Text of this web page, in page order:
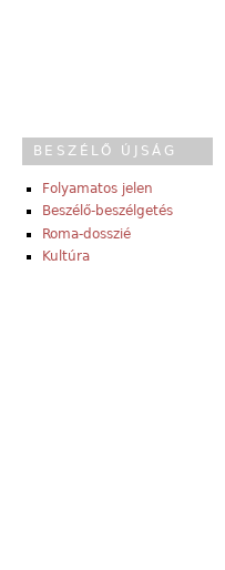
BESZÉLŐ ÚJSÁG
Folyamatos jelen
Beszélő-beszélgetés
Roma-dosszié
Kultúra